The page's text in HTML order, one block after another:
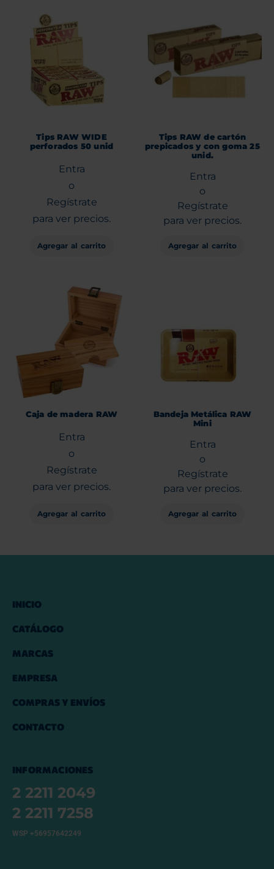
Tips RAW WIDE
perforados 50 unid
Entra
o
Regístrate
para ver precios.
Agregar al carrito
Tips RAW de cartón
prepicados y con goma 25
unid.
Entra
o
Regístrate
para ver precios.
Agregar al carrito
Caja de madera RAW
Entra
o
Regístrate
para ver precios.
Agregar al carrito
Bandeja Metálica RAW
Mini
Entra
o
Regístrate
para ver precios.
Agregar al carrito
INICIO
CATÁLOGO
MARCAS
EMPRESA
COMPRAS Y ENVÍOS
CONTACTO
INFORMACIONES
2 2211 2049
2 2211 7258
WSP +56957642249